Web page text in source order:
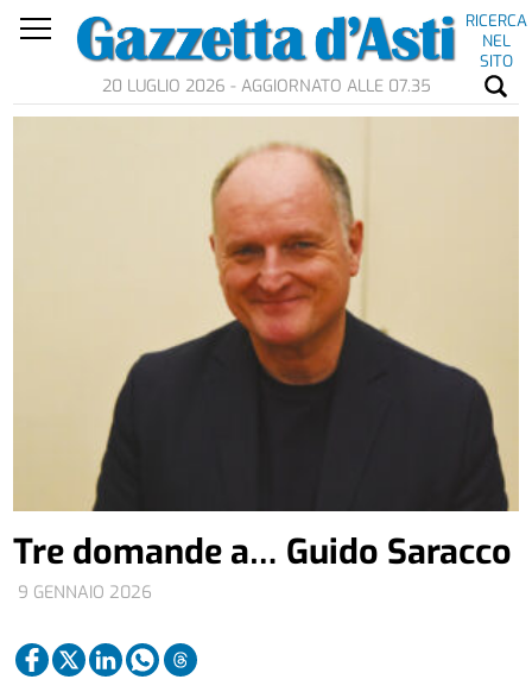
RICERCA
NEL
SITO
20 LUGLIO 2026 - AGGIORNATO ALLE 07.35
9 GENNAIO 2026
Tre domande a… Guido Saracco